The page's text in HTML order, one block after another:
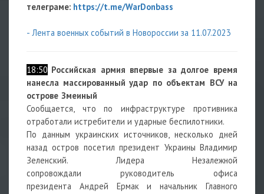
телеграме: https://t.me/WarDonbass
- Лента военных событий в Новороссии за 11.07.2023
18:50 Российская армия впервые за долгое время
нанесла массированный удар по объектам ВСУ на
острове Змеиный
Сообщается, что по инфраструктуре противника
отработали истребители и ударные беспилотники.
По данным украинских источников, несколько дней
назад остров посетил президент Украины Владимир
Зеленский. Лидера Незалежной
сопровождали руководитель офиса
президента Андрей Ермак и начальник Главного